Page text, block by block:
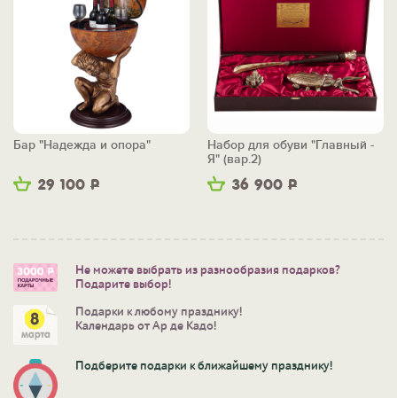
29 100 Р
Бар "Надежда и опора"
36 900 Р
Набор для обуви "Главный -
Я" (вар.2)
Не можете выбрать из разнообразия подарков?
Подарите выбор!
Подарки к любому празднику!
Календарь от Ар де Кадо!
Подберите подарки к ближайшему празднику!